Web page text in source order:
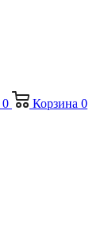
0 Корзина 0